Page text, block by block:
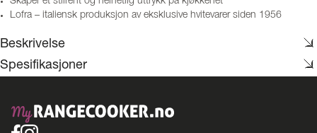
Lofra – italiensk produksjon av eksklusive hvitevarer siden 1956
Beskrivelse
Spesifikasjoner